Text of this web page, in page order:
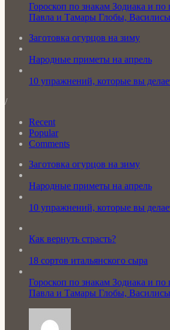
Гороскоп по знакам Зодиака и по
Павла и Тамары Глобы,
Заготовка огурцов на зиму
Народные приметы на апрель
10 упражнений, которые вы
/
Recent
Popular
Comments
Заготовка огурцов на зиму
Народные приметы на апрель
10 упражнений, которые вы
Как вернуть страсть?
18 сортов итальянского сыра
Гороскоп по знакам Зодиака и по
Павла и Тамары Глобы,